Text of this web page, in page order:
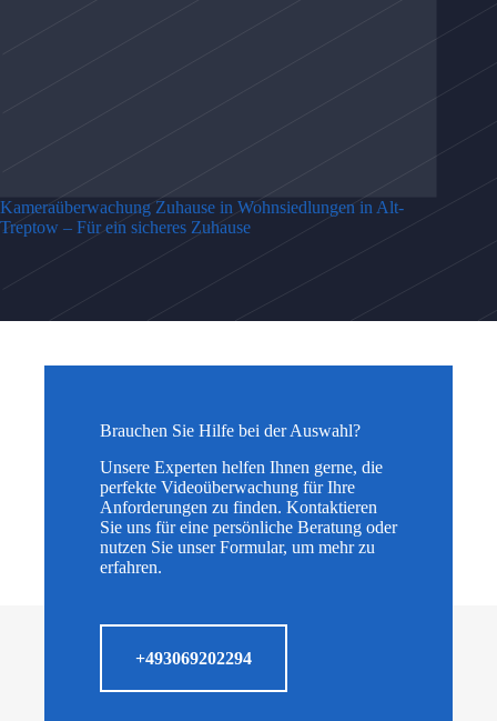
Kameraüberwachung Zuhause in Wohnsiedlungen in Alt-
Treptow – Für ein sicheres Zuhause
Brauchen Sie Hilfe bei der Auswahl?
Unsere Experten helfen Ihnen gerne, die
perfekte Videoüberwachung für Ihre
Anforderungen zu finden. Kontaktieren
Sie uns für eine persönliche Beratung oder
nutzen Sie unser Formular, um mehr zu
erfahren.
+493069202294